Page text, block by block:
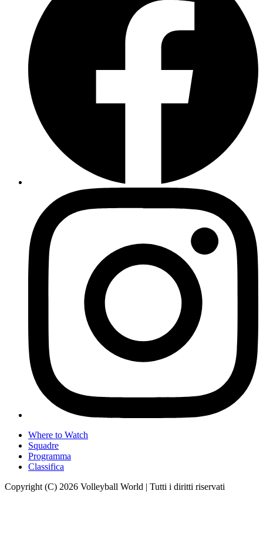
Where to Watch
Squadre
Programma
Classifica
Copyright (C) 2026 Volleyball World | Tutti i diritti riservati